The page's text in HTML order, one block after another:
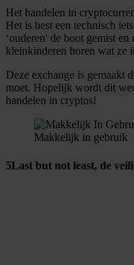
Het handelen in
Het is best een technisch
‘ouderen' de boot gemist
kleinkinderen horen wat ze
Deze exchange is gemaakt
moet. Hopelijk wordt dit
handelen in cryptos!
Makkelijk in gebruik
5Last but not least, de